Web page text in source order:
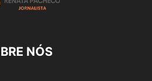
NÓS